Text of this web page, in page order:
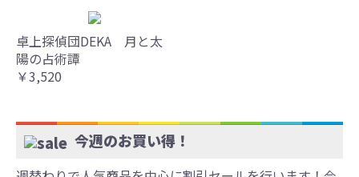
卓上探偵団DEKA 月と太
陽の占術譚
￥3,520
今週のお買い得！